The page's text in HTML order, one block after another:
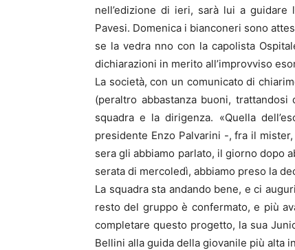
nell’edizione di ieri, sarà lui a guidare
Pavesi. Domenica i bianconeri sono
se la vedra nno con la capolista
dichiarazioni in merito all’improvviso
La società, con un comunicato di
(peraltro abbastanza buoni,
squadra e la dirigenza. «Quella
presidente Enzo Palvarini -, fra il
sera gli abbiamo parlato, il giorno dopo
serata di mercoledì, abbiamo preso la
La squadra sta andando bene, e ci
resto del gruppo è confermato, e più
completare questo progetto, la sua
Bellini alla guida della giovanile più alta